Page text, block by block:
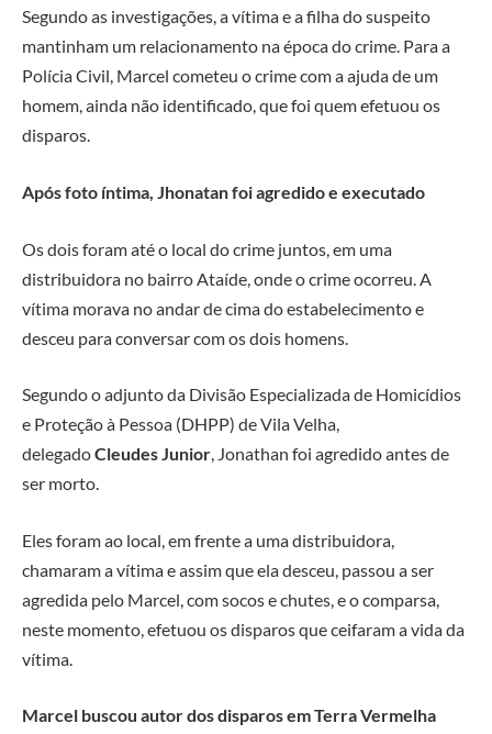
Segundo as investigações, a vítima e a filha do suspeito
mantinham um relacionamento na época do crime. Para a
Polícia Civil, Marcel cometeu o crime com a ajuda de um
homem, ainda não identificado, que foi quem efetuou os
disparos.
Após foto íntima, Jhonatan foi agredido e executado
Os dois foram até o local do crime juntos, em uma
distribuidora no bairro Ataíde, onde o crime ocorreu. A
vítima morava no andar de cima do estabelecimento e
desceu para conversar com os dois homens.
Segundo o adjunto da Divisão Especializada de Homicídios
e Proteção à Pessoa (DHPP) de Vila Velha,
delegadoCleudes Junior, Jonathan foi agredido antes de
ser morto.
Eles foram ao local, em frente a uma distribuidora,
chamaram a vítima e assim que ela desceu, passou a ser
agredida pelo Marcel, com socos e chutes, e o comparsa,
neste momento, efetuou os disparos que ceifaram a vida da
vítima.
Marcel buscou autor dos disparos em Terra Vermelha